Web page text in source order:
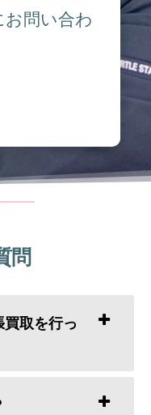
問い合わ
問
取を行っ